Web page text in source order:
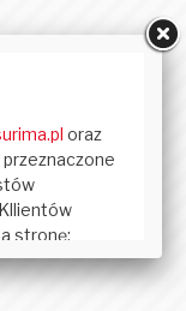
opinie